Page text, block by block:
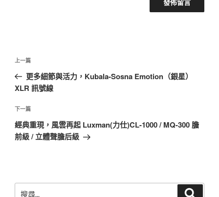
文
導
覽
上
一
篇
章
上一篇
更多細節與活力，Kubala-Sosna Emotion（銀星）
XLR 訊號線
下
一
篇
下一篇
經典重現，風雲再起 Luxman(力仕)CL-1000 / MQ-300 膽
前級 / 立體聲膽后級